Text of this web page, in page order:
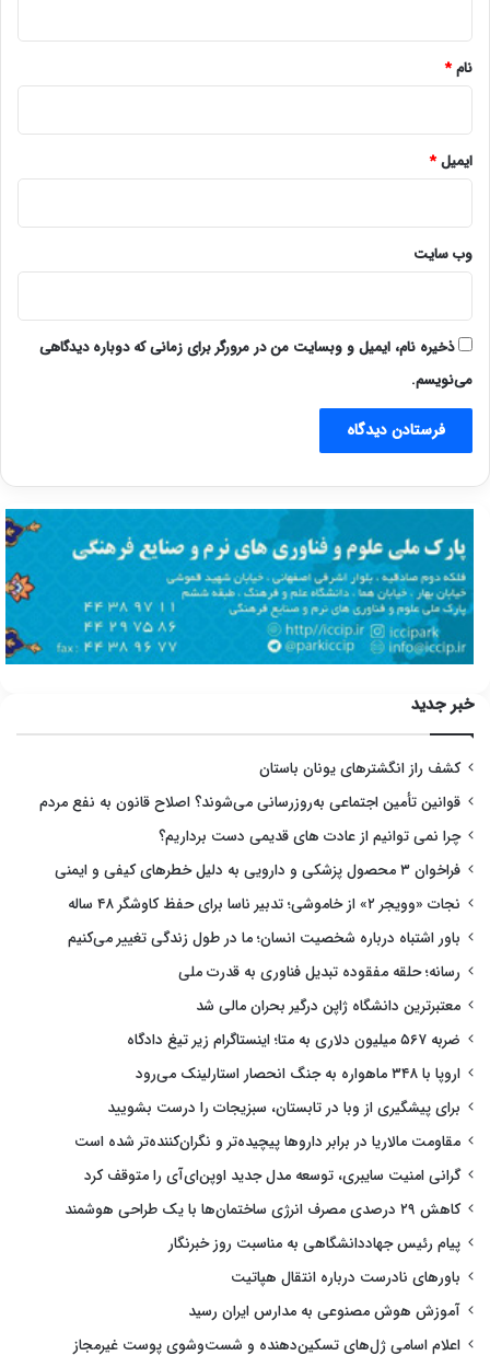
نام*
ایمیل*
وب‌ سایت
ذخیره نام، ایمیل و وبسایت من در مرورگر برای زمانی که دوباره دیدگاهی
می‌نویسم.
خبر جدید
کشف راز انگشترهای یونان باستان
قوانین تأمین اجتماعی به‌روزرسانی می‌شوند؟ اصلاح قانون به نفع مردم
چرا نمی توانیم از عادت های قدیمی دست برداریم؟
فراخوان ۳ محصول پزشکی و دارویی به دلیل خطرهای کیفی و ایمنی
نجات «وویجر ۲» از خاموشی؛ تدبیر ناسا برای حفظ کاوشگر ۴۸ ساله
باور اشتباه درباره شخصیت انسان؛ ما در طول زندگی تغییر می‌کنیم
رسانه؛ حلقه مفقوده تبدیل فناوری به قدرت ملی
معتبرترین دانشگاه ژاپن درگیر بحران مالی شد
ضربه ۵۶۷ میلیون دلاری به متا؛ اینستاگرام زیر تیغ دادگاه
اروپا با ۳۴۸ ماهواره به جنگ انحصار استارلینک می‌رود
برای پیشگیری از وبا در تابستان، سبزیجات را درست بشویید
مقاومت مالاریا در برابر داروها پیچیده‌تر و نگران‌کننده‌تر شده است
گرانی امنیت سایبری، توسعه مدل جدید اوپن‌ای‌آی را متوقف کرد
کاهش ۲۹ درصدی مصرف انرژی ساختمان‌ها با یک طراحی هوشمند
پیام رئیس جهاددانشگاهی به مناسبت روز خبرنگار
باورهای نادرست درباره انتقال هپاتیت
آموزش هوش مصنوعی به مدارس ایران رسید
اعلام اسامی ژل‌های تسکین‌دهنده و شست‌وشوی پوست غیرمجاز